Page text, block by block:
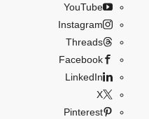
YouTube
Instagram
Threads
Facebook
LinkedIn
X
Pinterest